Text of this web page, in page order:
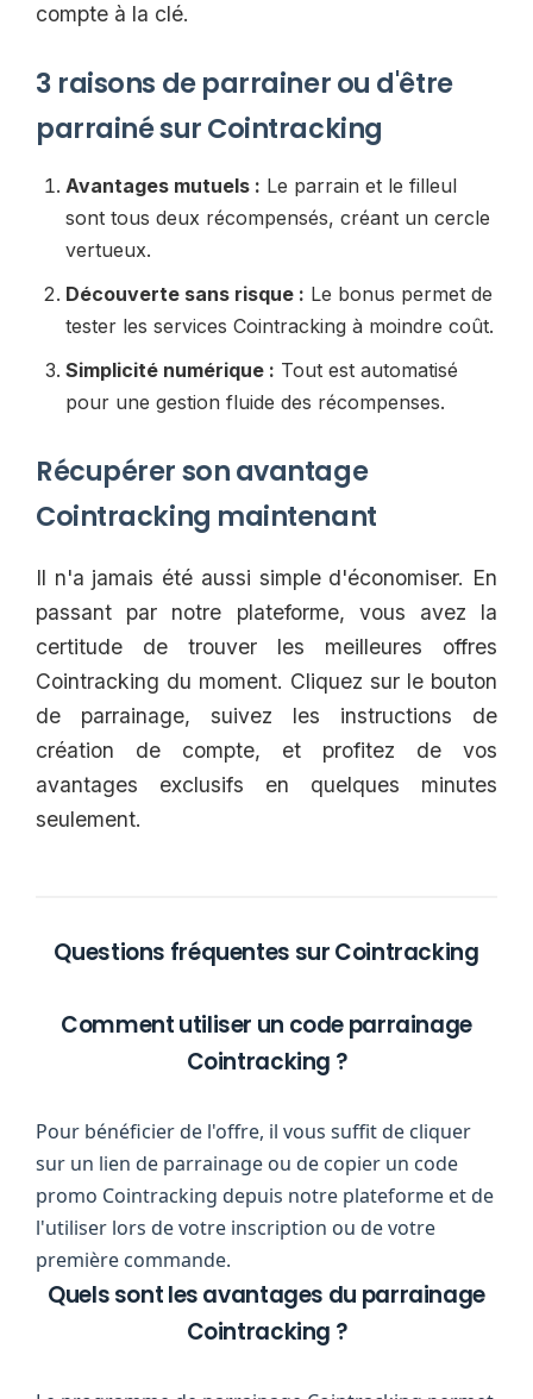
compte à la clé.
3 raisons de parrainer ou d'être
parrainé sur Cointracking
Avantages mutuels : Le parrain et le filleul
sont tous deux récompensés, créant un cercle
vertueux.
Découverte sans risque : Le bonus permet de
tester les services Cointracking à moindre coût.
Simplicité numérique : Tout est automatisé
pour une gestion fluide des récompenses.
Récupérer son avantage
Cointracking maintenant
Il n'a jamais été aussi simple d'économiser. En
passant par notre plateforme, vous avez la
certitude de trouver les meilleures offres
Cointracking du moment. Cliquez sur le bouton
de parrainage, suivez les instructions de
création de compte, et profitez de vos
avantages exclusifs en quelques minutes
seulement.
Questions fréquentes sur Cointracking
Comment utiliser un code parrainage
Cointracking ?
Pour bénéficier de l'offre, il vous suffit de cliquer
sur un lien de parrainage ou de copier un code
promo Cointracking depuis notre plateforme et de
l'utiliser lors de votre inscription ou de votre
première commande.
Quels sont les avantages du parrainage
Cointracking ?